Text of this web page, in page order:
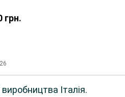
грн.
Італія.